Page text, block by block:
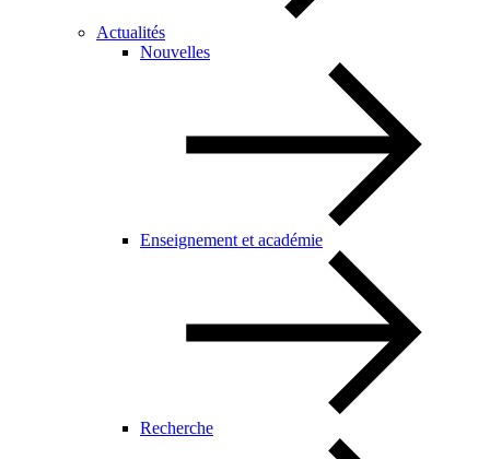
Actualités
Nouvelles
Enseignement et académie
Recherche